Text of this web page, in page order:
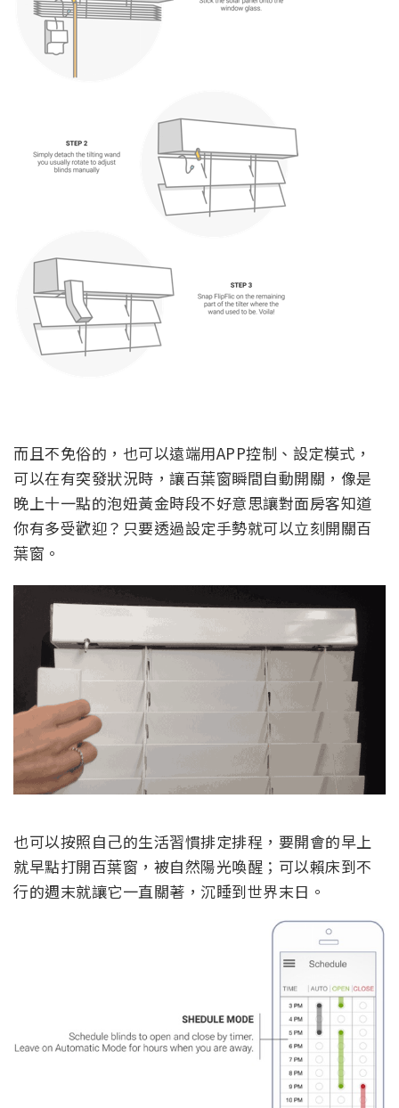
而且不免俗的，也可以遠端用APP控制、設定模式，
可以在有突發狀況時，讓百葉窗瞬間自動開關，像是
晚上十一點的泡妞黃金時段不好意思讓對面房客知道
你有多受歡迎？只要透過設定手勢就可以立刻開關百
葉窗。
也可以按照自己的生活習慣排定排程，要開會的早上
就早點打開百葉窗，被自然陽光喚醒；可以賴床到不
行的週末就讓它一直關著，沉睡到世界末日。